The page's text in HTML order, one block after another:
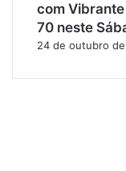
com
70 neste
24 de outubro